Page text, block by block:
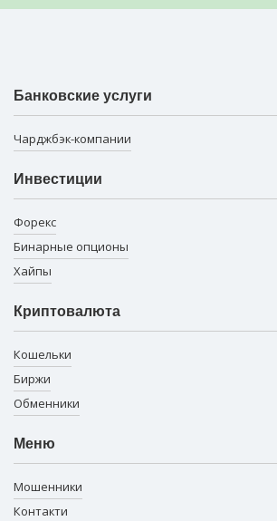
Банковские услуги
Чарджбэк-компании
Инвестиции
Форекс
Бинарные опционы
Хайпы
Криптовалюта
Кошельки
Биржи
Обменники
Меню
Мошенники
Контакти